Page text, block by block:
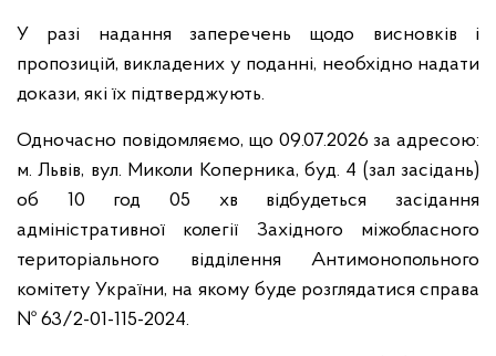
У разі надання заперечень щодо висновків і
пропозицій, викладених у поданні, необхідно надати
докази, які їх підтверджують.
Одночасно повідомляємо, що 09.07.2026 за адресою:
м. Львів, вул. Миколи Коперника, буд. 4 (зал засідань)
об 10 год 05 хв відбудеться засідання
адміністративної колегії Західного міжобласного
територіального відділення Антимонопольного
комітету України, на якому буде розглядатися справа
№ 63/2-01-115-2024.